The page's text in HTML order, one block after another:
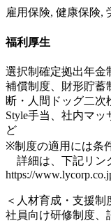
雇用保険, 健康保険,
福利厚生
選択制確定拠出年金
補償制度、財形貯蓄
断・人間ドッグ二次
Style手当、社内マ
ど
※制度の適用には条
詳細は、下記リン
https://
＜人材育成・支援制
社員向け研修制度、